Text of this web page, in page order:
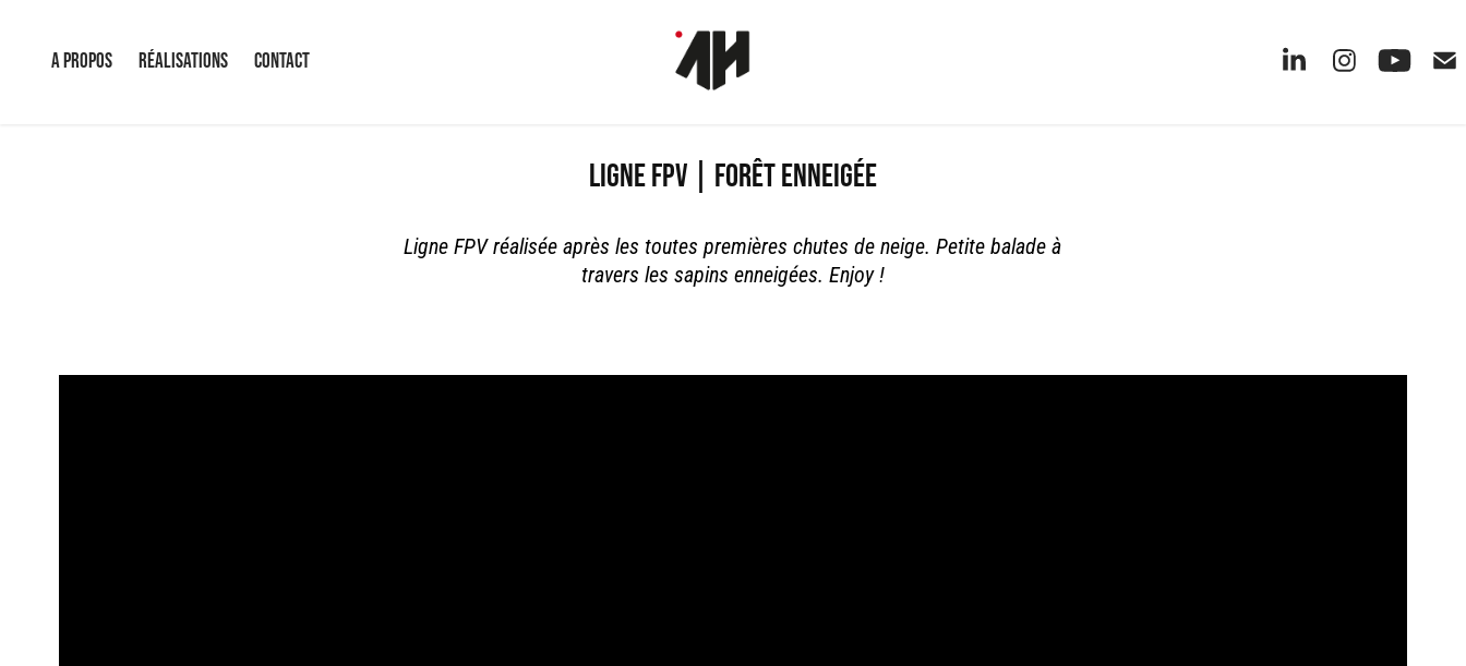
A propos Réalisations Contact
Ligne FPV | Forêt enneigée
Ligne FPV réalisée après les toutes premières chutes de neige. Petite balade à
travers les sapins enneigées. Enjoy !